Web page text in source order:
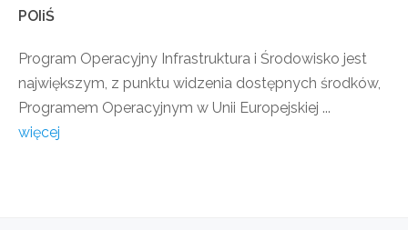
POIiŚ
Program Operacyjny Infrastruktura i Środowisko jest
największym, z punktu widzenia dostępnych środków,
Programem Operacyjnym w Unii Europejskiej ...
więcej